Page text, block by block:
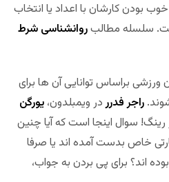
بودن کارشان با اعداد یا انتخاب
سلسله مطالبروانشناسی شرط
براساس توانایی آن ها برای
راجر فدرردر ویمبلدون، یورگن
سوال اینجا است که آیا چنین
خاص بدست آمده اند یا صرفا
برای پی بردن به جواب،